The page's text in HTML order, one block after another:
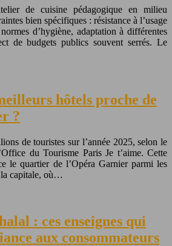
de cuisine pédagogique en milieu
bien spécifiques : résistance à l’usage
d’hygiène, adaptation à différentes
de budgets publics souvent serrés. Le
hôtels proche de
?
de touristes sur l’année 2025, selon le
du Tourisme Paris Je t’aime. Cette
le quartier de l’Opéra Garnier parmi les
la capitale, où…
: ces enseignes qui
aux consommateurs